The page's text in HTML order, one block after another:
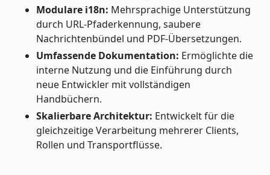
Modulare i18n: Mehrsprachige Unterstützung
durch URL-Pfaderkennung, saubere
Nachrichtenbündel und PDF-Übersetzungen.
Umfassende Dokumentation: Ermöglichte die
interne Nutzung und die Einführung durch
neue Entwickler mit vollständigen
Handbüchern.
Skalierbare Architektur: Entwickelt für die
gleichzeitige Verarbeitung mehrerer Clients,
Rollen und Transportflüsse.